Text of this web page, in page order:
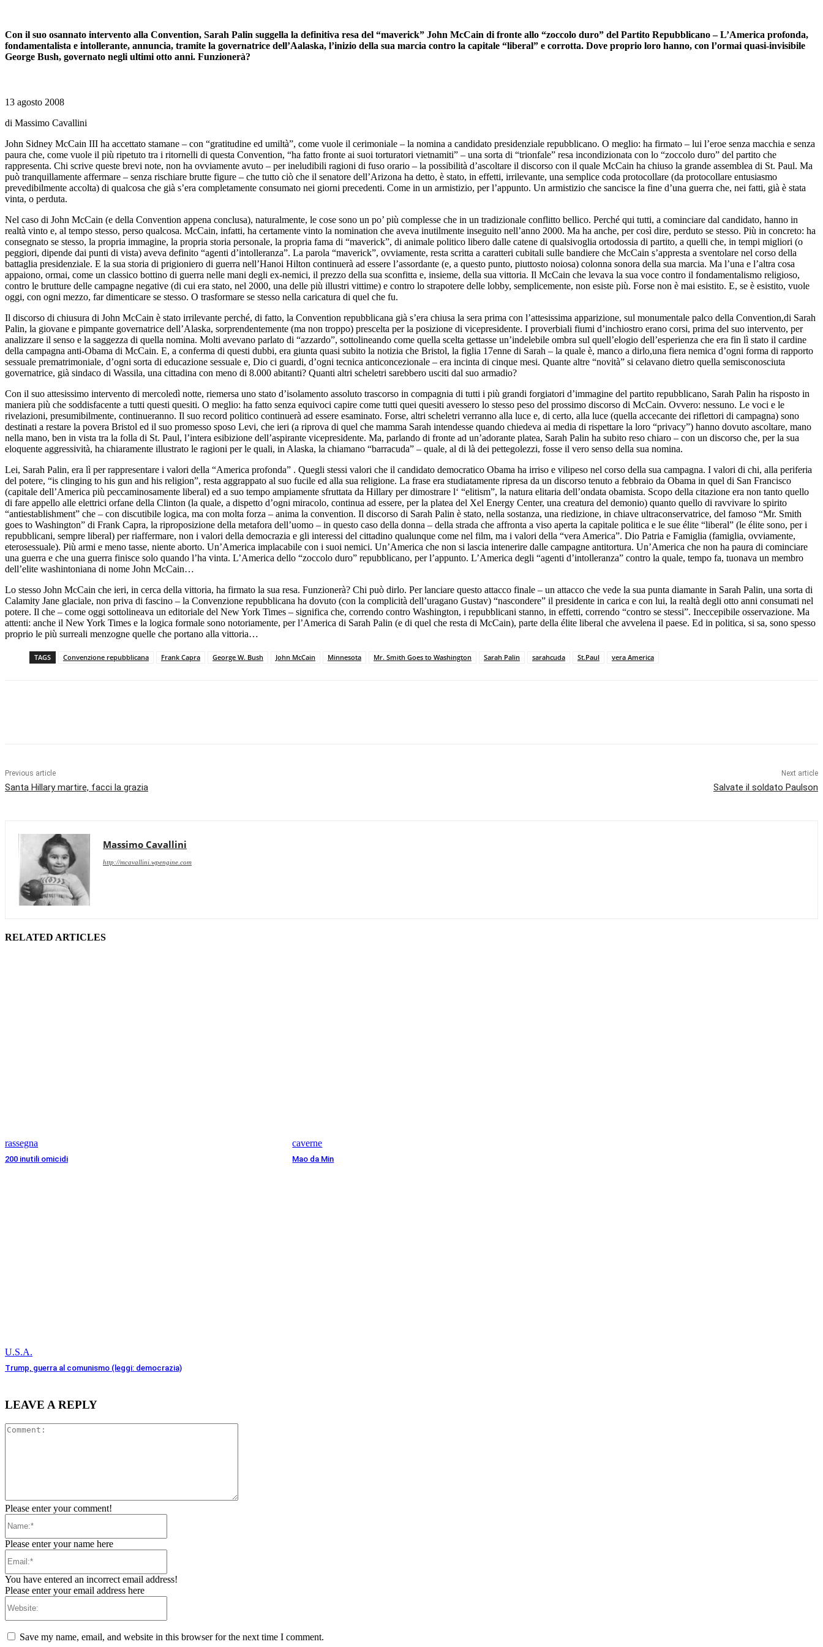
Con il suo osannato intervento alla Convention, Sarah Palin suggella la definitiva resa del “maverick” John McCain di fronte allo “zoccolo duro” del Partito Repubblicano – L’America profonda,
fondamentalista e intollerante, annuncia, tramite la governatrice dell’Aalaska, l’inizio della sua marcia contro la capitale “liberal” e corrotta. Dove proprio loro hanno, con l’ormai quasi-invisibile
George Bush, governato negli ultimi otto anni. Funzionerà?
13 agosto 2008
di Massimo Cavallini
John Sidney McCain III ha accettato stamane – con “gratitudine ed umiltà”, come vuole il cerimoniale – la nomina a candidato presidenziale repubblicano. O meglio: ha firmato – lui l’eroe senza macchia e senza
paura che, come vuole il più ripetuto tra i ritornelli di questa Convention, “ha fatto fronte ai suoi torturatori vietnamiti” – una sorta di “trionfale” resa incondizionata con lo “zoccolo duro” del partito che
rappresenta. Chi scrive queste brevi note, non ha ovviamente avuto – per ineludibili ragioni di fuso orario – la possibilità d’ascoltare il discorso con il quale McCain ha chiuso la grande assemblea di St. Paul. Ma
può tranquillamente affermare – senza rischiare brutte figure – che tutto ciò che il senatore dell’Arizona ha detto, è stato, in effetti, irrilevante, una semplice coda protocollare (da protocollare entusiasmo
prevedibilmente accolta) di qualcosa che già s’era completamente consumato nei giorni precedenti. Come in un armistizio, per l’appunto. Un armistizio che sancisce la fine d’una guerra che, nei fatti, già è stata
vinta, o perduta.
Nel caso di John McCain (e della Convention appena conclusa), naturalmente, le cose sono un po’ più complesse che in un tradizionale conflitto bellico. Perché qui tutti, a cominciare dal candidato, hanno in
realtà vinto e, al tempo stesso, perso qualcosa. McCain, infatti, ha certamente vinto la nomination che aveva inutilmente inseguito nell’anno 2000. Ma ha anche, per così dire, perduto se stesso. Più in concreto: ha
consegnato se stesso, la propria immagine, la propria storia personale, la propria fama di “maverick”, di animale politico libero dalle catene di qualsivoglia ortodossia di partito, a quelli che, in tempi migliori (o
peggiori, dipende dai punti di vista) aveva definito “agenti d’intolleranza”. La parola “maverick”, ovviamente, resta scritta a caratteri cubitali sulle bandiere che McCain s’appresta a sventolare nel corso della
battaglia presidenziale. E la sua storia di prigioniero di guerra nell’Hanoi Hilton continuerà ad essere l’assordante (e, a questo punto, piuttosto noiosa) colonna sonora della sua marcia. Ma l’una e l’altra cosa
appaiono, ormai, come un classico bottino di guerra nelle mani degli ex-nemici, il prezzo della sua sconfitta e, insieme, della sua vittoria. Il McCain che levava la sua voce contro il fondamentalismo religioso,
contro le brutture delle campagne negative (di cui era stato, nel 2000, una delle più illustri vittime) e contro lo strapotere delle lobby, semplicemente, non esiste più. Forse non è mai esistito. E, se è esistito, vuole
oggi, con ogni mezzo, far dimenticare se stesso. O trasformare se stesso nella caricatura di quel che fu.
Il discorso di chiusura di John McCain è stato irrilevante perché, di fatto, la Convention repubblicana già s’era chiusa la sera prima con l’attesissima apparizione, sul monumentale palco della Convention,di Sarah
Palin, la giovane e pimpante governatrice dell’Alaska, sorprendentemente (ma non troppo) prescelta per la posizione di vicepresidente. I proverbiali fiumi d’inchiostro erano corsi, prima del suo intervento, per
analizzare il senso e la saggezza di quella nomina. Molti avevano parlato di “azzardo”, sottolineando come quella scelta gettasse un’indelebile ombra sul quell’elogio dell’esperienza che era fin lì stato il cardine
della campagna anti-Obama di McCain. E, a conferma di questi dubbi, era giunta quasi subito la notizia che Bristol, la figlia 17enne di Sarah – la quale è, manco a dirlo,una fiera nemica d’ogni forma di rapporto
sessuale prematrimoniale, d’ogni sorta di educazione sessuale e, Dio ci guardi, d’ogni tecnica anticoncezionale – era incinta di cinque mesi. Quante altre “novità” si celavano dietro quella semisconosciuta
governatrice, già sindaco di Wassila, una cittadina con meno di 8.000 abitanti? Quanti altri scheletri sarebbero usciti dal suo armadio?
Con il suo attesissimo intervento di mercoledì notte, riemersa uno stato d’isolamento assoluto trascorso in compagnia di tutti i più grandi forgiatori d’immagine del partito repubblicano, Sarah Palin ha risposto in
maniera più che soddisfacente a tutti questi quesiti. O meglio: ha fatto senza equivoci capire come tutti quei quesiti avessero lo stesso peso del prossimo discorso di McCain. Ovvero: nessuno. Le voci e le
rivelazioni, presumibilmente, continueranno. Il suo record politico continuerà ad essere esaminato. Forse, altri scheletri verranno alla luce e, di certo, alla luce (quella accecante dei riflettori di campagna) sono
destinati a restare la povera Bristol ed il suo promesso sposo Levi, che ieri (a riprova di quel che mamma Sarah intendesse quando chiedeva ai media di rispettare la loro “privacy”) hanno dovuto ascoltare, mano
nella mano, ben in vista tra la folla di St. Paul, l’intera esibizione dell’aspirante vicepresidente. Ma, parlando di fronte ad un’adorante platea, Sarah Palin ha subito reso chiaro – con un discorso che, per la sua
eloquente aggressività, ha chiaramente illustrato le ragioni per le quali, in Alaska, la chiamano “barracuda” – quale, al di là dei pettegolezzi, fosse il vero senso della sua nomina.
Lei, Sarah Palin, era lì per rappresentare i valori della “America profonda” . Quegli stessi valori che il candidato democratico Obama ha irriso e vilipeso nel corso della sua campagna. I valori di chi, alla periferia
del potere, “is clinging to his gun and his religion”, resta aggrappato al suo fucile ed alla sua religione. La frase era studiatamente ripresa da un discorso tenuto a febbraio da Obama in quel di San Francisco
(capitale dell’America più peccaminosamente liberal) ed a suo tempo ampiamente sfruttata da Hillary per dimostrare l‘ “elitism”, la natura elitaria dell’ondata obamista. Scopo della citazione era non tanto quello
di fare appello alle elettrici orfane della Clinton (la quale, a dispetto d’ogni miracolo, continua ad essere, per la platea del Xel Energy Center, una creatura del demonio) quanto quello di ravvivare lo spirito
“antiestablishment” che – con discutibile logica, ma con molta forza – anima la convention. Il discorso di Sarah Palin è stato, nella sostanza, una riedizione, in chiave ultraconservatrice, del famoso “Mr. Smith
goes to Washington” di Frank Capra, la riproposizione della metafora dell’uomo – in questo caso della donna – della strada che affronta a viso aperta la capitale politica e le sue élite “liberal” (le élite sono, per i
repubblicani, sempre liberal) per riaffermare, non i valori della democrazia e gli interessi del cittadino qualunque come nel film, ma i valori della “vera America”. Dio Patria e Famiglia (famiglia, ovviamente,
eterosessuale). Più armi e meno tasse, niente aborto. Un’America implacabile con i suoi nemici. Un’America che non si lascia intenerire dalle campagne antitortura. Un’America che non ha paura di cominciare
una guerra e che una guerra finisce solo quando l’ha vinta. L’America dello “zoccolo duro” repubblicano, per l’appunto. L’America degli “agenti d’intolleranza” contro la quale, tempo fa, tuonava un membro
dell’elite washintoniana di nome John McCain…
Lo stesso John McCain che ieri, in cerca della vittoria, ha firmato la sua resa. Funzionerà? Chi può dirlo. Per lanciare questo attacco finale – un attacco che vede la sua punta diamante in Sarah Palin, una sorta di
Calamity Jane glaciale, non priva di fascino – la Convenzione repubblicana ha dovuto (con la complicità dell’uragano Gustav) “nascondere” il presidente in carica e con lui, la realtà degli otto anni consumati nel
potere. Il che – come oggi sottolineava un editoriale del New York Times – significa che, correndo contro Washington, i repubblicani stanno, in effetti, correndo “contro se stessi”. Ineccepibile osservazione. Ma
attenti: anche il New York Times e la logica formale sono notoriamente, per l’America di Sarah Palin (e di quel che resta di McCain), parte della élite liberal che avvelena il paese. Ed in politica, si sa, sono spesso
proprio le più surreali menzogne quelle che portano alla vittoria…
TAGS Convenzione repubblicana Frank Capra George W. Bush John McCain Minnesota Mr. Smith Goes to Washington Sarah Palin sarahcuda St.Paul vera America
Previous article
Santa Hillary martire, facci la grazia
Next article
Salvate il soldato Paulson
Massimo Cavallini
http://mcavallini.wpengine.com
RELATED ARTICLES
rassegna
200 inutili omicidi
caverne
Mao da Min
U.S.A.
Trump, guerra al comunismo (leggi: democrazia)
LEAVE A REPLY
Please enter your comment!
Please enter your name here
You have entered an incorrect email address!
Please enter your email address here
Save my name, email, and website in this browser for the next time I comment.